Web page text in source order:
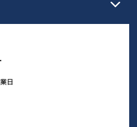
けるよう、サイズ交換の受付期
となります。
日